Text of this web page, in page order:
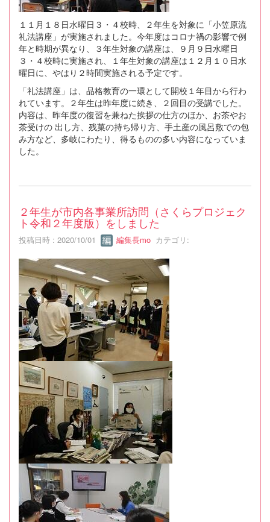
１１月１８日水曜日３・４校時、２年生を対象に「小笠原流
礼法講座」が実施されました。今年度はコロナ禍の影響で例
年と時期が異なり、３年生対象の講座は、９月９日水曜日
３・４校時に実施され、１年生対象の講座は１２月１０日水
曜日に、やはり２時間実施される予定です。
「礼法講座」は、品格教育の一環として開校１年目から行わ
れています。２年生は昨年度に続き、２回目の受講でした。
内容は、昨年度の復習を兼ねた挨拶の仕方のほか、お茶やお
茶受けの 出し方、残菓の持ち帰り方、手土産の風呂敷での包
み方など、多岐にわたり、得るものの多い内容になっていま
した。
２年生が市内各事業所訪問（さくらプロジェク
ト令和２年度版）をしました
投稿日時 : 2020/10/01 編集長mo カテゴリ: